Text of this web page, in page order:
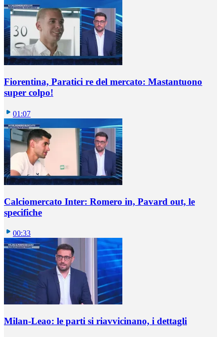
Fiorentina, Paratici re del mercato: Mastantuono
super colpo!
01:07
Calciomercato Inter: Romero in, Pavard out, le
specifiche
00:33
Milan-Leao: le parti si riavvicinano, i dettagli